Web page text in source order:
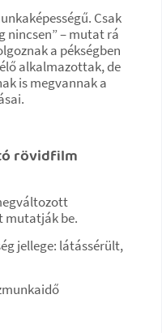
Csak
nincsen” – mutat rá
a pékségben
alkalmazottak, de
is megvannak a
rövidfilm
mutatják be.
jellege: látássérült,